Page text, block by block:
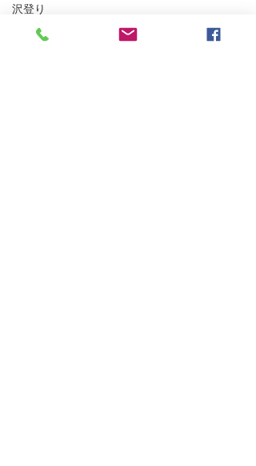
沢登り
スキーシュミレーター